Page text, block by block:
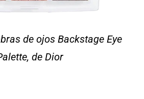
de ojos Backstage Eye
de Dior